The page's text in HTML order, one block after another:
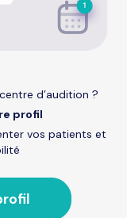
d’audition ?
profil
vos patients et